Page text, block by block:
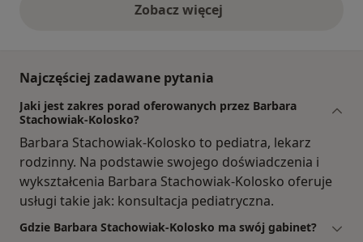
Zobacz więcejopinie powyżej
Najczęściej zadawane pytania
Jaki jest zakres porad oferowanych przez Barbara
Stachowiak-Kolosko?
Barbara Stachowiak-Kolosko to pediatra, lekarz
rodzinny. Na podstawie swojego doświadczenia i
wykształcenia Barbara Stachowiak-Kolosko oferuje
usługi takie jak: konsultacja pediatryczna.
Gdzie Barbara Stachowiak-Kolosko ma swój gabinet?